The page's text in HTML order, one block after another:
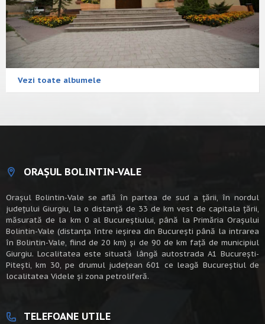
Vezi toate albumele
ORAȘUL BOLINTIN-VALE
Oraşul Bolintin-Vale se află în partea de sud a ţării, în nordul
judeţului Giurgiu, la o distanţă de 33 de km vest de capitala țării,
măsurată de la km 0 al Bucureștiului, până la Primăria Orașului
Bolintin-Vale (distanța între ieșirea din București până la intrarea
în Bolintin-Vale, fiind de 20 km) şi de 90 de km faţă de municipiul
Giurgiu. Localitatea este situată lângă autostrada A1 Bucureşti-
Piteşti, km 30, pe drumul judeţean 601 ce leagă Bucureştiul de
localitatea Videle şi zona petroliferă.
TELEFOANE UTILE